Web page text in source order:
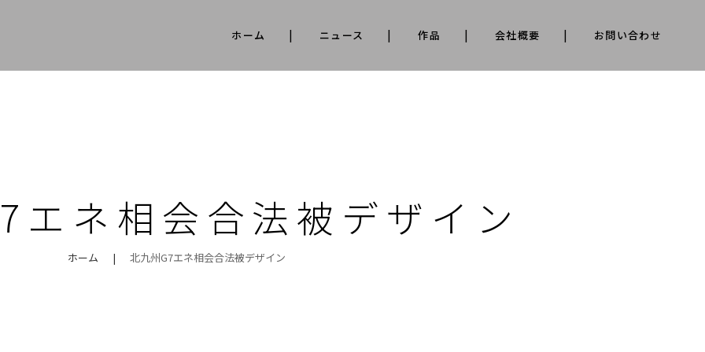
ホーム ニュース 作品 会社概要 お問い合わせ
エネ相会合法被デザイン
ホーム | 北九州G7エネ相会合法被デザイン